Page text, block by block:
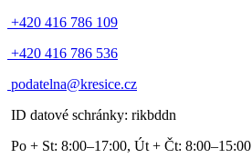
+420 416 786 109
+420 416 786 536
podatelna@kresice.cz
ID datové schránky: rikbddn
Po + St: 8:00–17:00, Út + Čt: 8:00–15:00